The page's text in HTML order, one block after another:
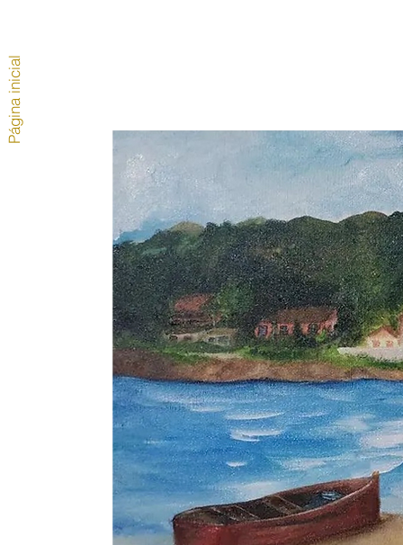
Página inicial